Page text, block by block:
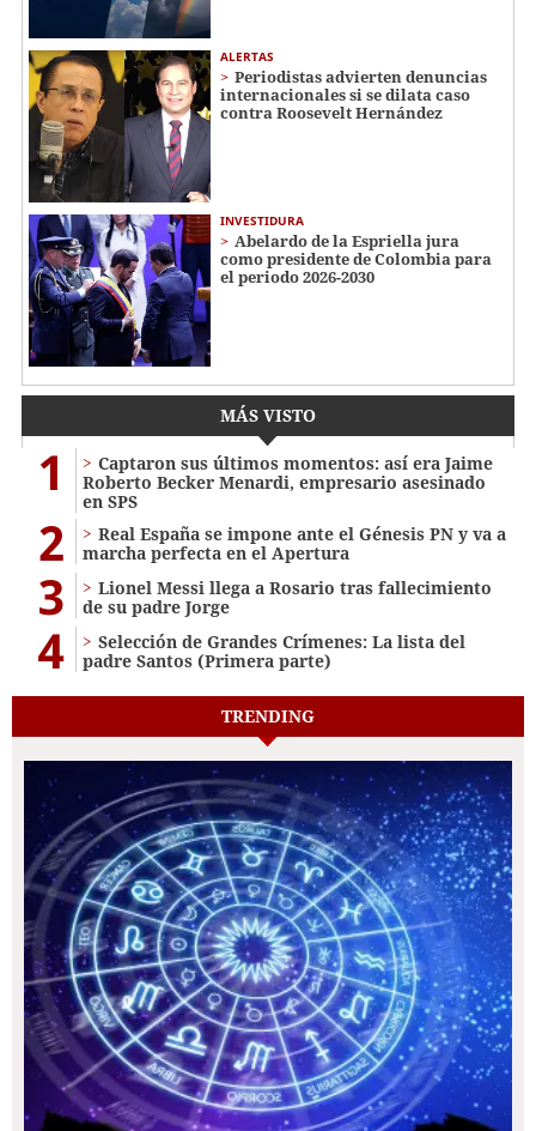
ALERTAS
Periodistas advierten denuncias
internacionales si se dilata caso
contra Roosevelt Hernández
INVESTIDURA
Abelardo de la Espriella jura
como presidente de Colombia para
el periodo 2026-2030
MÁS VISTO
1
Captaron sus últimos momentos: así era Jaime
Roberto Becker Menardi​​​, empresario asesinado
en SPS
2
Real España se impone ante el Génesis PN y va a
marcha perfecta en el Apertura
3
Lionel Messi llega a Rosario tras fallecimiento
de su padre Jorge
4
Selección de Grandes Crímenes: La lista del
padre Santos (Primera parte)
TRENDING